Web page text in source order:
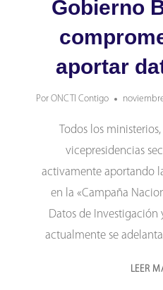
Gobierno
aportar
Por ONCTI Contigo
Todos los
vicepresidencias
activamente aportando
en la «Campaña
Datos de Investigación
actualmente se
LEER